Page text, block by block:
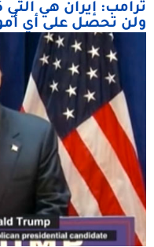
ترامب: إيران هي
ولن تحصل على أي